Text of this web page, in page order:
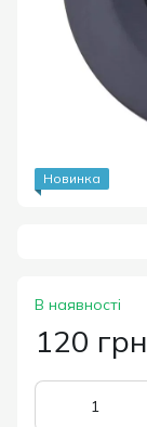
Новинка
В наявності
120 грн